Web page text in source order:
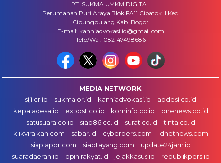
PT. SUKMA UMKM DIGITAL
Perumahan Puri Araya Blok FA11 Cibatok II Kec.
Cibungbulang Kab. Bogor
E-mail: kanniadvokasi.id@gmail.com
Telp/Wa : 082147498686
MEDIA NETWORK
siji.or.id
sukma.or.id kanniadvokasi.id
apdesi.co.id
kepaladesa.id
expost.co.id kominfo.co.id
onenews.co.id
satusuara.co.id
siap86.co.id surat.co.id
tinta.co.id
klikviralkan.com
sabar.id cyberpers.com
idnetnews.com
siaplapor.com
siaptayang.com
update24jam.id
suaradaerah.id
opinirakyat.id jejakkasus.id
republikpers.id